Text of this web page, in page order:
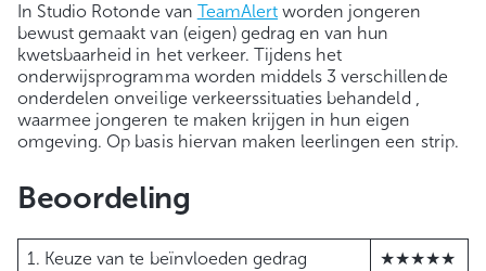
In Studio Rotonde van TeamAlert worden jongeren
bewust gemaakt van (eigen) gedrag en van hun
kwetsbaarheid in het verkeer. Tijdens het
onderwijsprogramma worden middels 3 verschillende
onderdelen onveilige verkeerssituaties behandeld ,
waarmee jongeren te maken krijgen in hun eigen
omgeving. Op basis hiervan maken leerlingen een strip.
Beoordeling
1. Keuze van te beïnvloeden gedrag
★★★★★